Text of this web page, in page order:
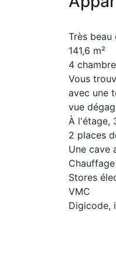
Très
141,6 m²
4
Vous
avec une
vue
À l'étage,
2 places
Une cave
Stores
VMC
Digicode,